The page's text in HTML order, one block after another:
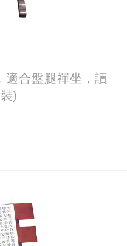
合盤腿禪坐，讀
)